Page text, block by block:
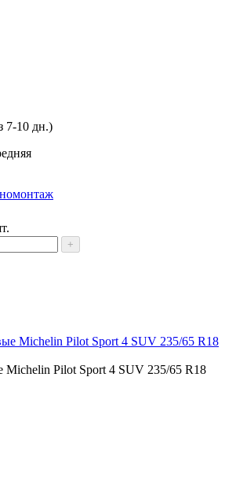
7-10 дн.)
+
Pilot Sport 4 SUV 235/65 R18